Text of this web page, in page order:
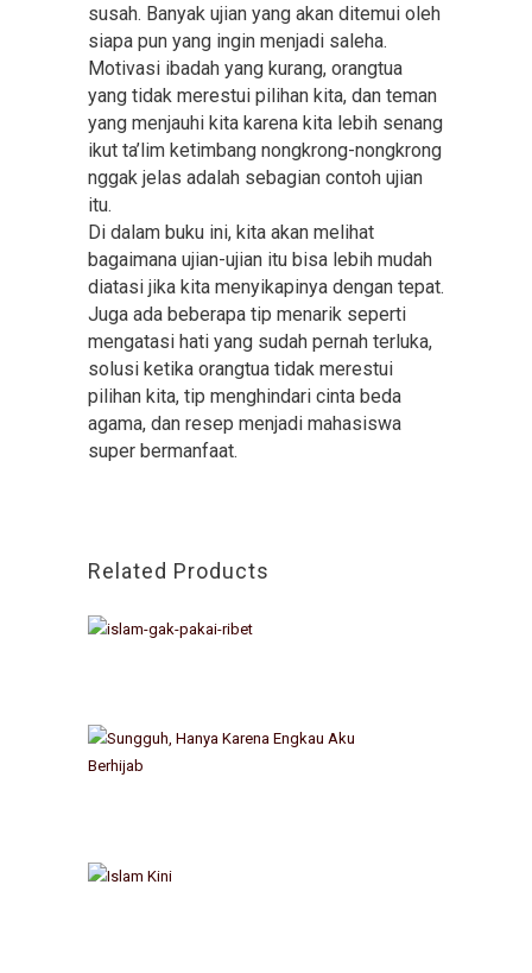
susah. Banyak ujian yang akan ditemui oleh
siapa pun yang ingin menjadi saleha.
Motivasi ibadah yang kurang, orangtua
yang tidak merestui pilihan kita, dan teman
yang menjauhi kita karena kita lebih senang
ikut ta’lim ketimbang nongkrong-nongkrong
nggak jelas adalah sebagian contoh ujian
itu.
Di dalam buku ini, kita akan melihat
bagaimana ujian-ujian itu bisa lebih mudah
diatasi jika kita menyikapinya dengan tepat.
Juga ada beberapa tip menarik seperti
mengatasi hati yang sudah pernah terluka,
solusi ketika orangtua tidak merestui
pilihan kita, tip menghindari cinta beda
agama, dan resep menjadi mahasiswa
super bermanfaat.
Related Products